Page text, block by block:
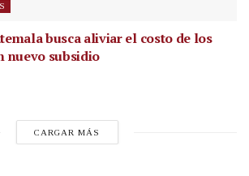
busca aliviar el costo de los
nuevo subsidio
CARGAR MÁS